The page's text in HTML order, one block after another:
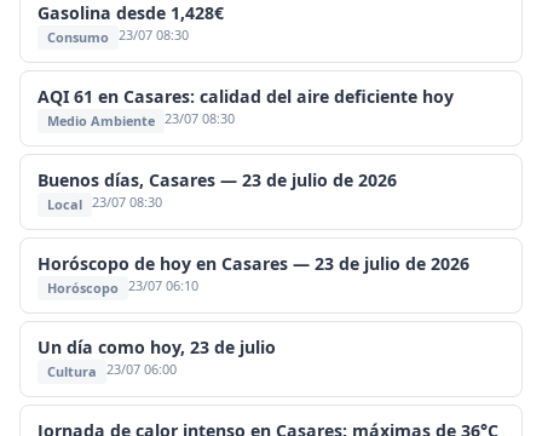
Gasolina desde 1,428€
Consumo 23/07 08:30
AQI 61 en Casares: calidad del aire deficiente hoy
Medio Ambiente 23/07 08:30
Buenos días, Casares — 23 de julio de 2026
Local 23/07 08:30
Horóscopo de hoy en Casares — 23 de julio de 2026
Horóscopo 23/07 06:10
Un día como hoy, 23 de julio
Cultura 23/07 06:00
Jornada de calor intenso en Casares: máximas de 36°C